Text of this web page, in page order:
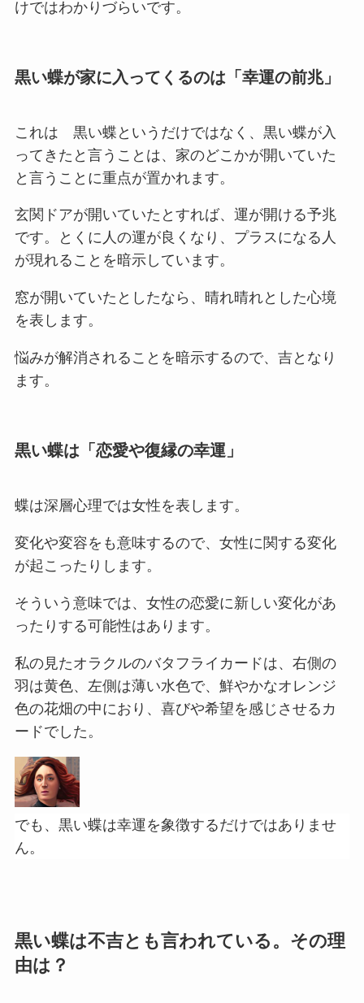
けではわかりづらいです。
黒い蝶が家に入ってくるのは「幸運の前兆」
これは 黒い蝶というだけではなく、黒い蝶が入
ってきたと言うことは、家のどこかが開いていた
と言うことに重点が置かれます。
玄関ドアが開いていたとすれば、運が開ける予兆
です。とくに人の運が良くなり、プラスになる人
が現れることを暗示しています。
窓が開いていたとしたなら、晴れ晴れとした心境
を表します。
悩みが解消されることを暗示するので、吉となり
ます。
黒い蝶は「恋愛や復縁の幸運」
蝶は深層心理では女性を表します。
変化や変容をも意味するので、女性に関する変化
が起こったりします。
そういう意味では、女性の恋愛に新しい変化があ
ったりする可能性はあります。
私の見たオラクルのバタフライカードは、右側の
羽は黄色、左側は薄い水色で、鮮やかなオレンジ
色の花畑の中におり、喜びや希望を感じさせるカ
ードでした。
でも、黒い蝶は幸運を象徴するだけではありませ
ん。
黒い蝶は不吉とも言われている。その理
由は？